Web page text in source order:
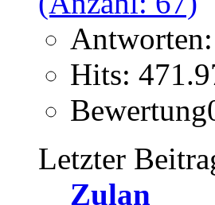
Antworten:
Hits:
Letzter
Zulan